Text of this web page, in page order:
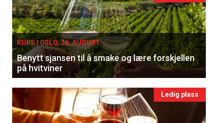
KURS I OSLO, 26. AUGUST
Benytt sjansen til å smake og lære forskjellen
på hvitviner
Ledig plass